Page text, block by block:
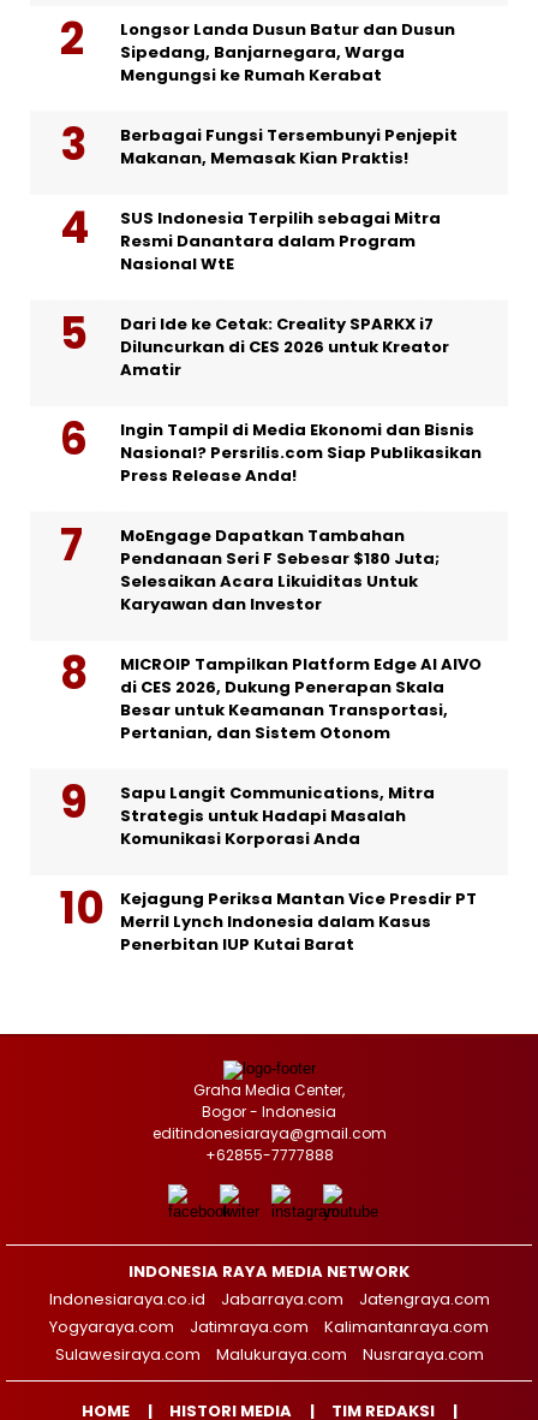
Longsor Landa Dusun Batur dan Dusun
Sipedang, Banjarnegara, Warga
Mengungsi ke Rumah Kerabat
Berbagai Fungsi Tersembunyi Penjepit
Makanan, Memasak Kian Praktis!
SUS Indonesia Terpilih sebagai Mitra
Resmi Danantara dalam Program
Nasional WtE
Dari Ide ke Cetak: Creality SPARKX i7
Diluncurkan di CES 2026 untuk Kreator
Amatir
Ingin Tampil di Media Ekonomi dan Bisnis
Nasional? Persrilis.com Siap Publikasikan
Press Release Anda!
MoEngage Dapatkan Tambahan
Pendanaan Seri F Sebesar $180 Juta;
Selesaikan Acara Likuiditas Untuk
Karyawan dan Investor
MICROIP Tampilkan Platform Edge AI AIVO
di CES 2026, Dukung Penerapan Skala
Besar untuk Keamanan Transportasi,
Pertanian, dan Sistem Otonom
Sapu Langit Communications, Mitra
Strategis untuk Hadapi Masalah
Komunikasi Korporasi Anda
Kejagung Periksa Mantan Vice Presdir PT
Merril Lynch Indonesia dalam Kasus
Penerbitan IUP Kutai Barat
Graha Media Center,
Bogor - Indonesia
editindonesiaraya@gmail.com
+62855-7777888
INDONESIA RAYA MEDIA NETWORK
Indonesiaraya.co.id
Jabarraya.com
Jatengraya.com
Yogyaraya.com
Jatimraya.com
Kalimantanraya.com
Sulawesiraya.com
Malukuraya.com Nusraraya.com
HOME HISTORI MEDIA TIM REDAKSI